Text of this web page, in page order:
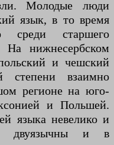
Молодые люди
язык, в то время
среди старшего
На нижнесербском
и чешский
степени взаимно
регионе на юго-
и Польшей.
языка невелико и
двуязычны и в